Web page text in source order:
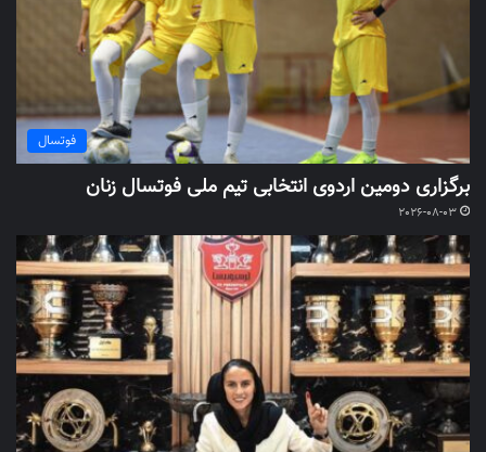
فوتسال
برگزاری دومین اردوی انتخابی تیم ملی فوتسال زنان
2026-08-03